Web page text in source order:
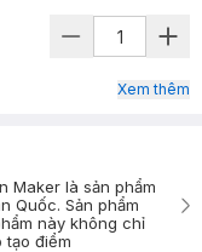
Xem thêm
Maker là sản phẩm
Quốc. Sản phẩm
này không chỉ
tạo điểm